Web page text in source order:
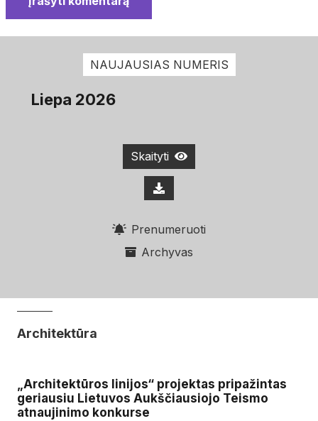
NAUJAUSIAS NUMERIS
Liepa 2026
Skaityti
Prenumeruoti
Archyvas
Architektūra
„Architektūros linijos“ projektas pripažintas
geriausiu Lietuvos Aukščiausiojo Teismo
atnaujinimo konkurse